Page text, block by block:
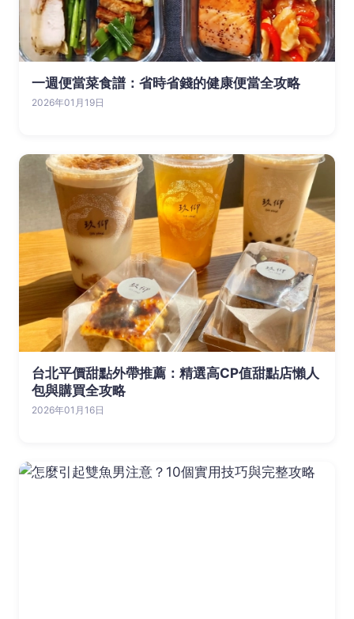
一週便當菜食譜：省時省錢的健康便當全攻略
2026年01月19日
台北平價甜點外帶推薦：精選高CP值甜點店懶人
包與購買全攻略
2026年01月16日